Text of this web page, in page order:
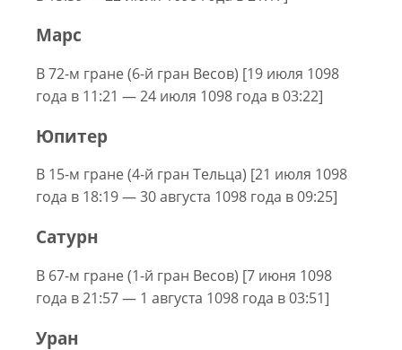
Марс
В 72-м гране (6-й гран Весов) [19 июля 1098
года в 11:21 — 24 июля 1098 года в 03:22]
Юпитер
В 15-м гране (4-й гран Тельца) [21 июля 1098
года в 18:19 — 30 августа 1098 года в 09:25]
Сатурн
В 67-м гране (1-й гран Весов) [7 июня 1098
года в 21:57 — 1 августа 1098 года в 03:51]
Уран